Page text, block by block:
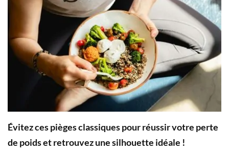
Évitez ces pièges classiques pour réussir votre perte
de poids et retrouvez une silhouette idéale !